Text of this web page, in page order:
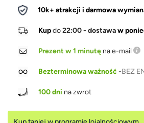
10k+ atrakcji i darmowa
Kupdo22:00 - dostawaw
Prezent w 1 minutę na e-mail
Bezterminowa ważność-BEZ
100 dni na zwrot